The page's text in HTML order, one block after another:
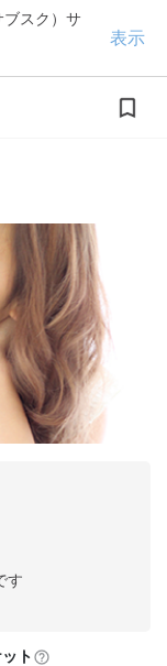
ブスク）サ
表示
す
ト